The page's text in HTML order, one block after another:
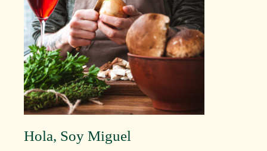
Hola, Soy Miguel